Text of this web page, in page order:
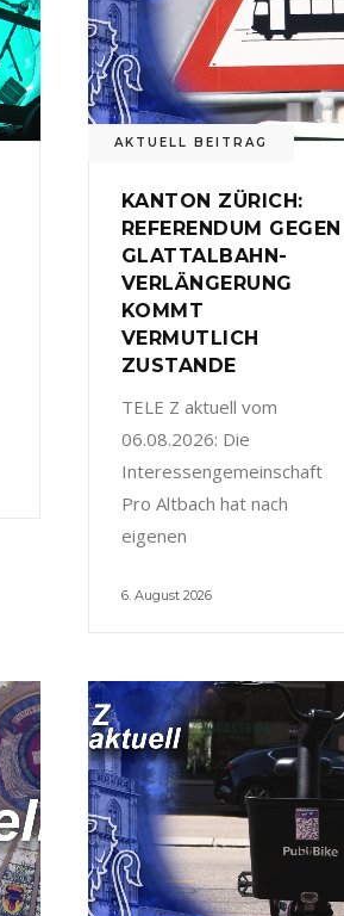
AKTUELL BEITRAG
KANTON ZÜRICH:
REFERENDUM GEGEN
GLATTALBAHN-
VERLÄNGERUNG
KOMMT
VERMUTLICH
ZUSTANDE
TELE Z aktuell vom
06.08.2026: Die
Interessengemeinschaft
Pro Altbach hat nach
eigenen
6. August 2026